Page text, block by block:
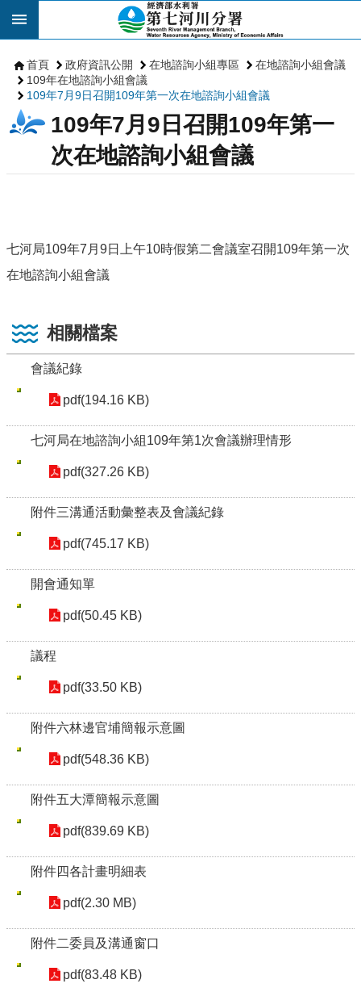
跳到主要內容區塊
首頁 政府資訊公開 在地諮詢小組專區
在地諮詢小組會議
109年在地諮詢小組會議
109年7月9日召開109年第一次在地諮詢小組會議
109年7月9日召開109年第一
次在地諮詢小組會議
七河局109年7月9日上午10時假第二會議室召開109年第一次
在地諮詢小組會議
相關檔案
會議紀錄
pdf(194.16 KB)
七河局在地諮詢小組109年第1次會議辦理情形
pdf(327.26 KB)
附件三溝通活動彙整表及會議紀錄
pdf(745.17 KB)
開會通知單
pdf(50.45 KB)
議程
pdf(33.50 KB)
附件六林邊官埔簡報示意圖
pdf(548.36 KB)
附件五大潭簡報示意圖
pdf(839.69 KB)
附件四各計畫明細表
pdf(2.30 MB)
附件二委員及溝通窗口
pdf(83.48 KB)